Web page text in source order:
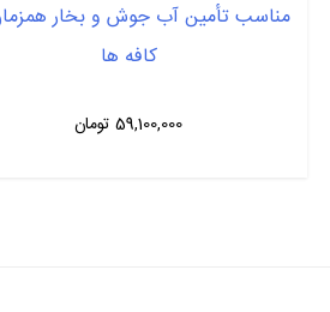
مناسب تأمین آب جوش و بخار
کافه ها
59,100,000 تومان